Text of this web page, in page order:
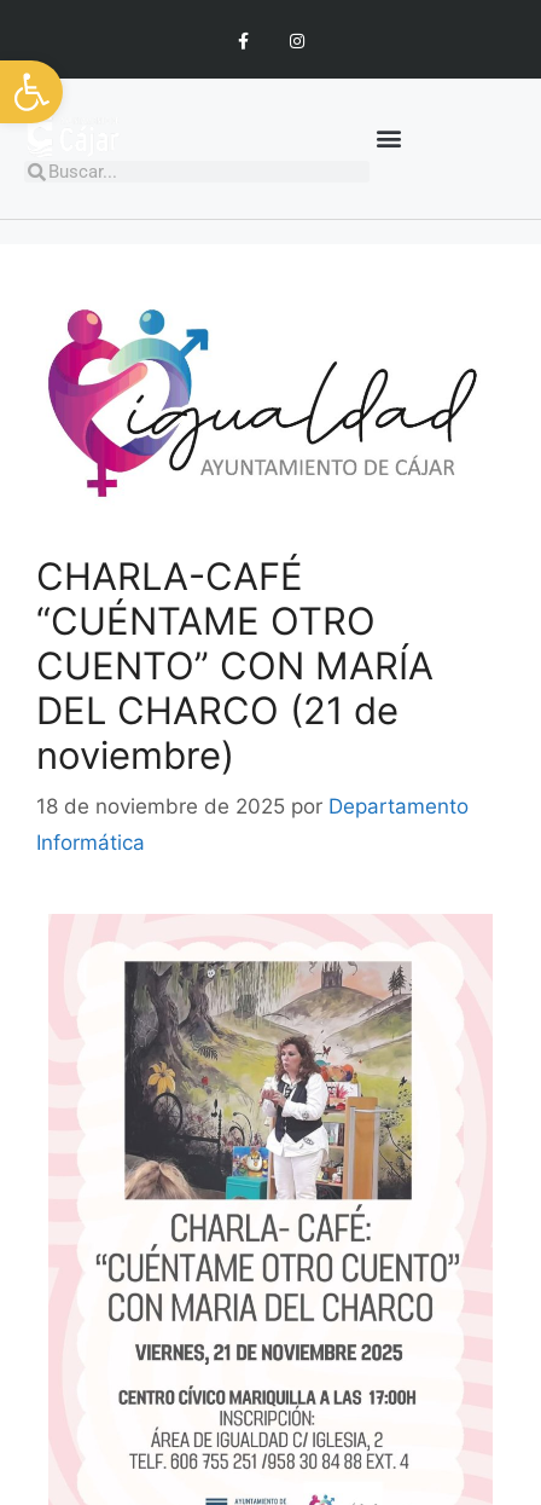
Abrir barra de herramientas
CHARLA-CAFÉ
“CUÉNTAME OTRO
CUENTO” CON MARÍA
DEL CHARCO (21 de
noviembre)
18 de noviembre de 2025 por Departamento
Informática